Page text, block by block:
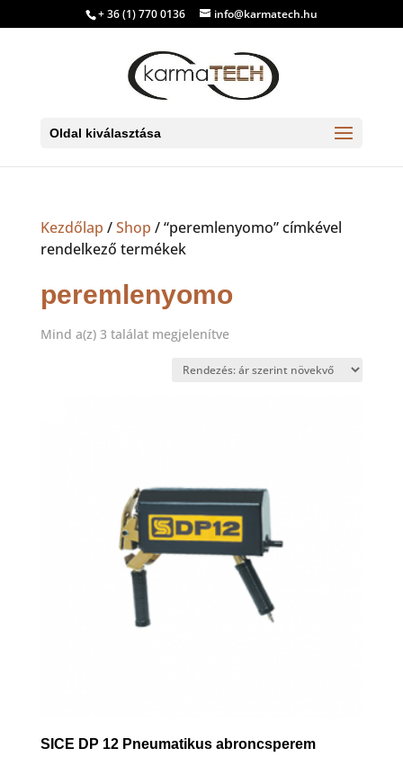
+ 36 (1) 770 0136 info@karmatech.hu
Oldal kiválasztása
Kezdőlap /Shop / “peremlenyomo” címkével
rendelkező termékek
peremlenyomo
Mind a(z) 3 találat megjelenítveSorted
price:
SICE DP 12 Pneumatikus abroncsperem